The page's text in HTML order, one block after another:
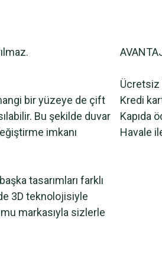
bir yüzeye de çift
Bu şekilde duvar
imkanı
tasarımları farklı
3D teknolojisiyle
markasıyla sizlerle
Ücretsiz
Kredi
Kapıda
Havale